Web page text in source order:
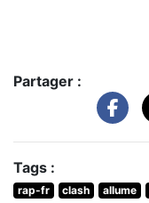
Partager :
Tags :
rap-fr clash allume